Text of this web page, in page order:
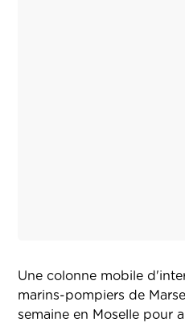
Une colonne mobile
marins-pompiers de
semaine en Moselle pour